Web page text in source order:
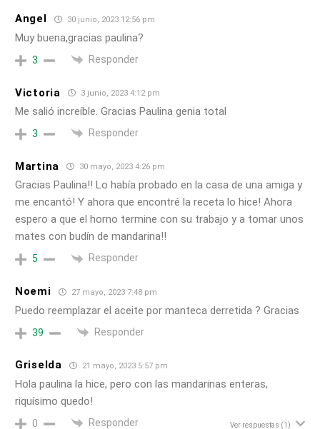
Angel 30 junio, 2023 12:56 pm
Muy buena,gracias paulina?
3 Responder
Victoria 3 junio, 2023 4:12 pm
Me salió increíble. Gracias Paulina genia total
3 Responder
Martina 30 mayo, 2023 4:26 pm
Gracias Paulina!! Lo había probado en la casa de una amiga y
me encantó! Y ahora que encontré la receta lo hice! Ahora
espero a que el horno termine con su trabajo y a tomar unos
mates con budín de mandarina!!
5 Responder
Noemi 27 mayo, 2023 7:48 pm
Puedo reemplazar el aceite por manteca derretida ? Gracias
39 Responder
Griselda 21 mayo, 2023 5:57 pm
Hola paulina la hice, pero con las mandarinas enteras,
riquísimo quedo!
0 Responder Ver respuestas (1)